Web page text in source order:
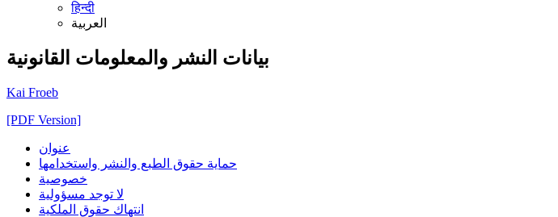
हिन्दी
العربية
بيانات النشر والمعلومات القانونية
Kai Froeb
[PDF Version]
عنوان
حماية حقوق الطبع والنشر واستخدامها
خصوصية
لا توجد مسؤولية
انتهاك حقوق الملكية